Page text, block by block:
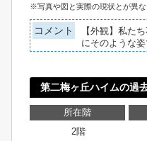
※写真や図と実際の現状とが異な
コメント
【外観】私た
にそのような
第二梅ヶ丘ハイムの過
所在階
2階